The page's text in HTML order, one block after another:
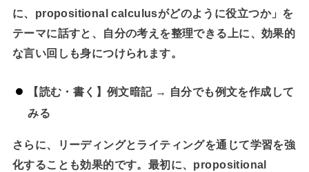
に、propositional calculusがどのように役立つか」を
テーマに話すと、自分の考えを整理できる上に、効果的
な言い回しも身につけられます。
【読む・書く】例文暗記 → 自分でも例文を作成して
みる
さらに、リーディングとライティングを通じて学習を強
化することも効果的です。最初に、propositional